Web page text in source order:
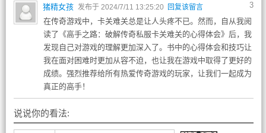
3
猪精女孩 发布于 2024/7/11 13:25:20 回复该留言
在传奇游戏中，卡关难关总是让人头疼不已。然而，自从我阅
读了《高手之路：破解传奇私服卡关难关的心得体会》后，我
发现自己对游戏的理解更加深入了。书中的心得体会和技巧让
我在面对困难时更加从容不迫，也让我在游戏中取得了更好的
成绩。强烈推荐给所有热爱传奇游戏的玩家，让我们一起成为
真正的高手！
说说你的看法: